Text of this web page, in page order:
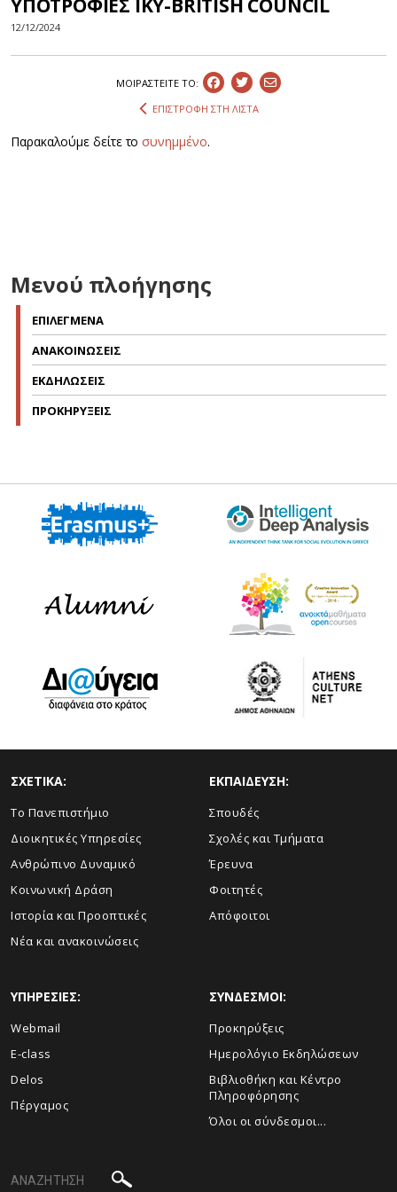
ΥΠΟΤΡΟΦΙΕΣ ΙΚΥ-BRITISH COUNCIL
12/12/2024
ΜΟΙΡΑΣΤEIΤΕ ΤΟ:
ΕΠΙΣΤΡΟΦΗ ΣΤΗ ΛΙΣΤΑ
Παρακαλούμε δείτε τοσυνημμένο.
Μενού πλοήγησης
ΕΠΙΛΕΓΜΕΝΑ
ΑΝΑΚΟΙΝΩΣΕΙΣ
ΕΚΔΗΛΩΣΕΙΣ
ΠΡΟΚΗΡΥΞΕΙΣ
ΣΧΕΤΙΚΑ:
Το Πανεπιστήμιο
Διοικητικές Υπηρεσίες
Ανθρώπινο Δυναμικό
Κοινωνική Δράση
Ιστορία και Προοπτικές
Νέα και ανακοινώσεις
ΕΚΠΑΙΔΕΥΣΗ:
Σπουδές
Σχολές και Τμήματα
Έρευνα
Φοιτητές
Απόφοιτοι
ΥΠΗΡΕΣΙΕΣ:
Webmail
E-class
Delos
Πέργαμος
ΣΥΝΔΕΣΜΟΙ:
Προκηρύξεις
Ημερολόγιο Εκδηλώσεων
Βιβλιοθήκη και Κέντρο
Πληροφόρησης
Όλοι οι σύνδεσμοι...